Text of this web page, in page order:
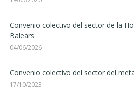
Convenio colectivo del sector de la
Balears
04/06/2026
Convenio colectivo del sector del
17/10/2023